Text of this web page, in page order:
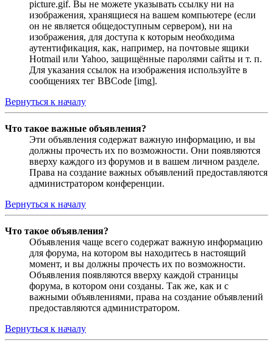
picture.gif. Вы не можете указывать ссылку ни на
изображения, хранящиеся на вашем компьютере (если
он не является общедоступным сервером), ни на
изображения, для доступа к которым необходима
аутентификация, как, например, на почтовые ящики
Hotmail или Yahoo, защищённые паролями сайты и т. п.
Для указания ссылок на изображения используйте в
сообщениях тег BBCode [img].
Вернуться к началу
Что такое важные объявления?
Эти объявления содержат важную информацию, и вы
должны прочесть их по возможности. Они появляются
вверху каждого из форумов и в вашем личном разделе.
Права на создание важных объявлений предоставляются
администратором конференции.
Вернуться к началу
Что такое объявления?
Объявления чаще всего содержат важную информацию
для форума, на котором вы находитесь в настоящий
момент, и вы должны прочесть их по возможности.
Объявления появляются вверху каждой страницы
форума, в котором они созданы. Так же, как и с
важными объявлениями, права на создание объявлений
предоставляются администратором.
Вернуться к началу